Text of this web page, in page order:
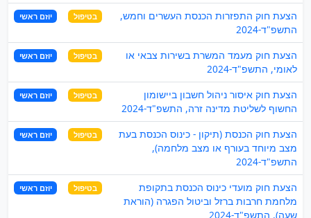
הצעת חוק התפזרות הכנסת העשרים וחמש,
התשפ"ד-2024
בטיפול יוזם ראשי
הצעת חוק מעמד המשרת בשירות צבאי או
לאומי, התשפ"ד-2024
בטיפול יוזם ראשי
הצעת חוק איסור ניהול חשבון ביישומון
החשוף לשליטת מדינה זרה, התשפ"ד-2024
בטיפול יוזם ראשי
הצעת חוק הכנסת (תיקון - כינוס הכנסת בעת
מצב מיוחד בעורף או מצב מלחמה),
התשפ"ד-2024
בטיפול יוזם ראשי
הצעת חוק מועדי כינוס הכנסת בתקופת
מלחמת חרבות ברזל וביטול הפגרה (הוראת
שעה), התשפ"ד-2024
בטיפול יוזם ראשי